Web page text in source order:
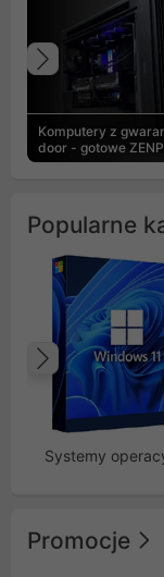
Komputery z
door - gotowe
Popularne
Systemy
Promocje